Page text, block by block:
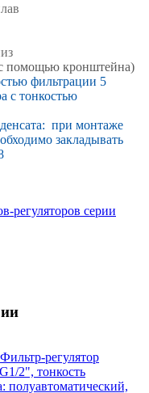
помощью кронштейна)
фильтрации 5
с тонкостью
при монтаже
закладывать
регуляторов серии
Фильтр-регулятор
2", тонкость
полуавтоматический,